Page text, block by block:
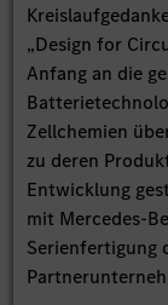
„Design for
Anfang an die
Zellchemien
zu deren
Entwicklung
mit Mercedes-
Serienfertigung